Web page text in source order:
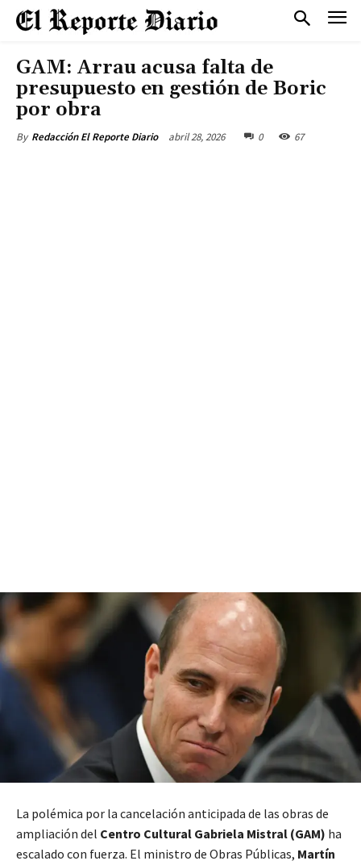
GAM: Arrau acusa falta de
presupuesto en gestión de Boric
por obra
By Redacción El Reporte Diario abril 28, 2026 0 67
La polémica por la cancelación anticipada de las obras de
ampliación del Centro Cultural Gabriela Mistral (GAM) ha
escalado con fuerza. El ministro de Obras Públicas, Martín